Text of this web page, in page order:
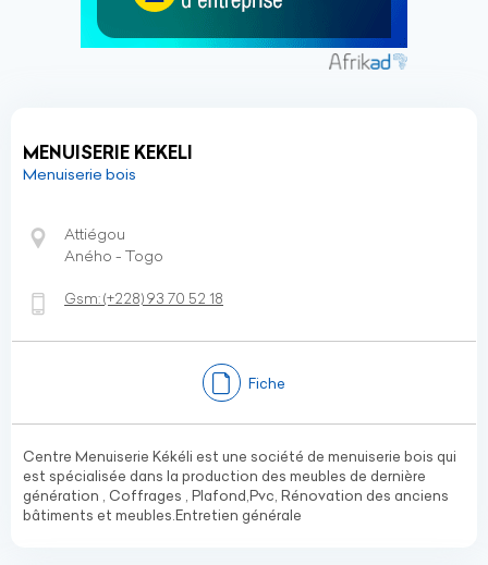
MENUISERIE KEKELI
Menuiserie bois
Attiégou
Aného - Togo
Gsm:(+228)93 70 52 18
Fiche
Centre Menuiserie Kékéli est une société de menuiserie bois qui
est spécialisée dans la production des meubles de dernière
génération , Coffrages , Plafond,Pvc, Rénovation des anciens
bâtiments et meubles.Entretien générale